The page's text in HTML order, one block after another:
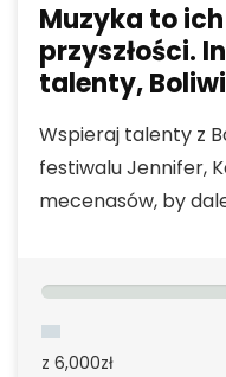
Muzyka to
przyszłości.
talenty,
Wspieraj talenty z
festiwalu Jennifer,
mecenasów, by
z 6,000zł